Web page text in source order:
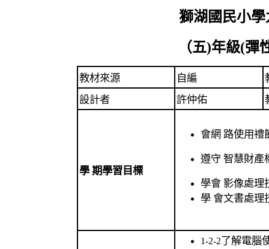
獅湖國民小
（五)年級(彈
教材來源 自編
設計者
許仲佑
學 期學習目標
會網 路使用禮
遵守 智慧財產
學會 影像處理
學 會文書處理
1-2-2了解電腦